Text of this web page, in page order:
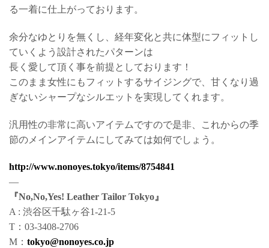
る一着に仕上がっております。
余分なゆとりを無くし、経年変化と共に体型にフィットし
ていくよう設計されたパターンは
長く愛して頂く事を前提としております！
このまま女性にもフィットするサイジングで、甘くなり過
ぎないシャープなシルエットを実現してくれます。
汎用性の非常に高いアイテムですので是非、これからの季
節のメインアイテムにしてみては如何でしょう。
http://www.nonoyes.tokyo/items/8754841
—
『No,No,Yes! Leather Tailor Tokyo』
A : 渋谷区千駄ヶ谷1-21-5
T：03-3408-2706
M： tokyo@nonoyes.co.jp